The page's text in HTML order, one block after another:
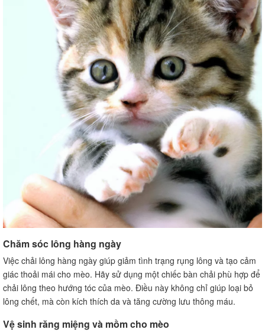
Chăm sóc lông hàng ngày
Việc chải lông hàng ngày giúp giảm tình trạng rụng lông và tạo cảm
giác thoải mái cho mèo. Hãy sử dụng một chiếc bàn chải phù hợp để
chải lông theo hướng tóc của mèo. Điều này không chỉ giúp loại bỏ
lông chết, mà còn kích thích da và tăng cường lưu thông máu.
Vệ sinh răng miệng và mồm cho mèo